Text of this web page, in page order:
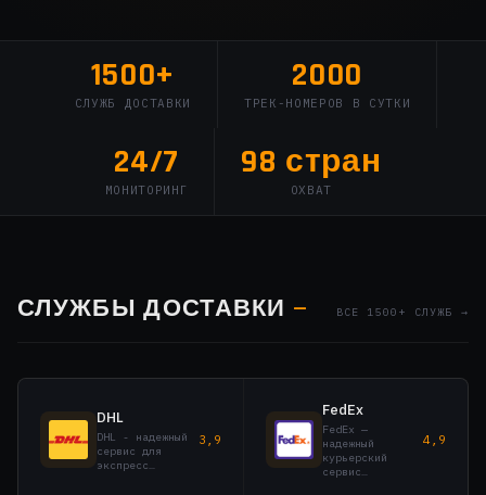
1500+
СЛУЖБ ДОСТАВКИ
2000
ТРЕК-НОМЕРОВ В СУТКИ
24/7
МОНИТОРИНГ
98 стран
ОХВАТ
СЛУЖБЫ ДОСТАВКИ — ВСЕ 1500+ СЛУЖБ →
DHL
DHL - надежный
сервис для
экспресс…
3,9
FedEx
FedEx —
надежный
курьерский
сервис…
4,9